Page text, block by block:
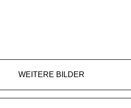
WEITERE BILDER